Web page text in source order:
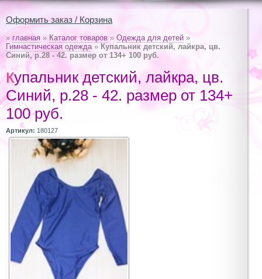
Оформить заказ / Корзина
» главная » Каталог товаров » Одежда для детей »
Гимнастическая одежда» Купальник детский, лайкра, цв.
Синий, р.28 - 42. размер от 134+ 100 руб.
Купальник детский, лайкра, цв.
Синий, р.28 - 42. размер от 134+
100 руб.
Артикул: 180127